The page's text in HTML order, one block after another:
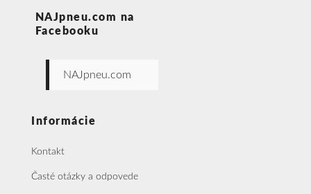
NAJpneu.com na
Facebooku
NAJpneu.com
Informácie
Kontakt
Časté otázky a odpovede